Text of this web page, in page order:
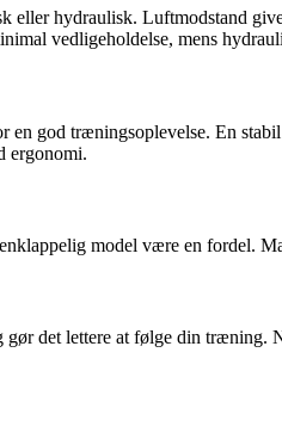
eller hydraulisk. Luftmodstand
vedligeholdelse, mens
god træningsoplevelse. En
ergonomi.
model være en fordel.
det lettere at følge din